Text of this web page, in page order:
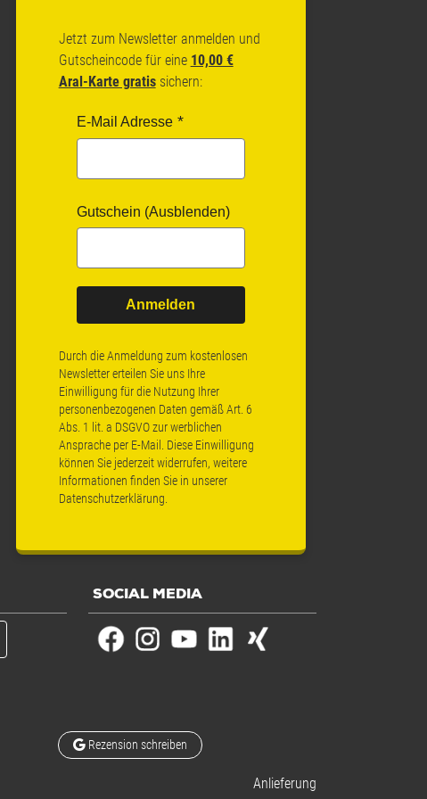
Jetzt zum Newsletter anmelden und
Gutscheincode für eine 10,00 €
Aral-Karte gratissichern:
E-Mail Adresse
Gutschein (Ausblenden)
Anmelden
Durch die Anmeldung zum kostenlosen
Newsletter erteilen Sie uns Ihre
Einwilligung für die Nutzung Ihrer
personenbezogenen Daten gemäß Art. 6
Abs. 1 lit. a DSGVO zur werblichen
Ansprache per E-Mail. Diese Einwilligung
können Sie jederzeit widerrufen, weitere
Informationen finden Sie in unserer
Datenschutzerklärung
SOCIAL MEDIA
Rezension schreiben
Anlieferung